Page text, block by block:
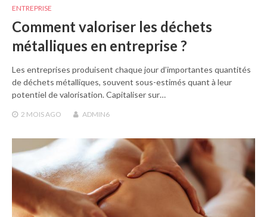
ENTREPRISE
Comment valoriser les déchets
métalliques en entreprise ?
Les entreprises produisent chaque jour d’importantes quantités
de déchets métalliques, souvent sous-estimés quant à leur
potentiel de valorisation. Capitaliser sur…
2 MOIS AGO ADMIN6